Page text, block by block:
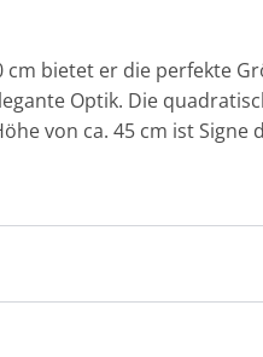
cm bietet er die perfekte
Optik. Die
von ca. 45 cm ist Signe